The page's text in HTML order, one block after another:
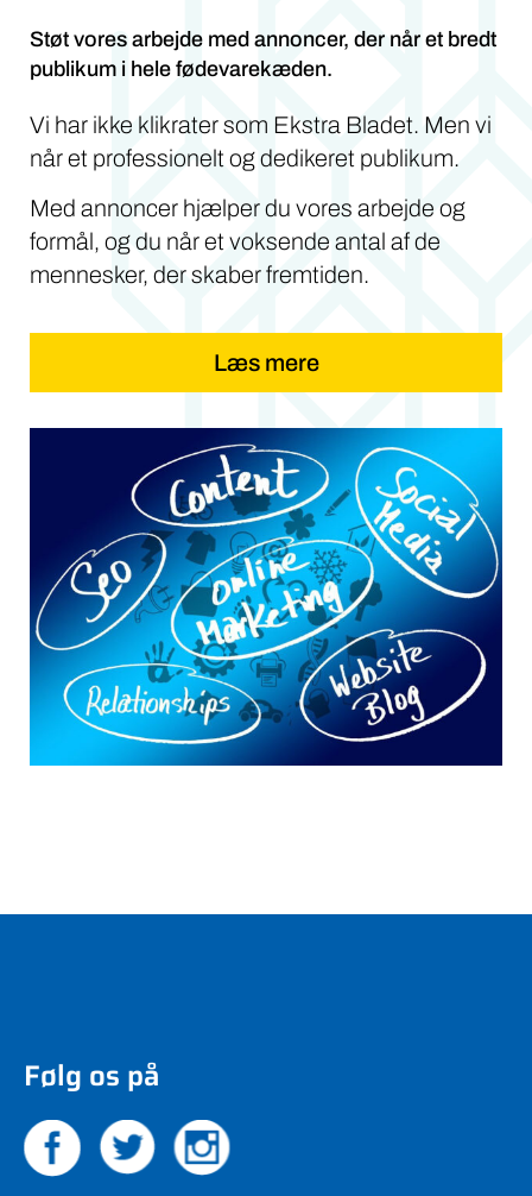
Støt vores arbejde med annoncer, der når et bredt
publikum i hele fødevarekæden.
Vi har ikke klikrater som Ekstra Bladet. Men vi
når et professionelt og dedikeret publikum.
Med annoncer hjælper du vores arbejde og
formål, og du når et voksende antal af de
mennesker, der skaber fremtiden.
Læs mere
Følg os på